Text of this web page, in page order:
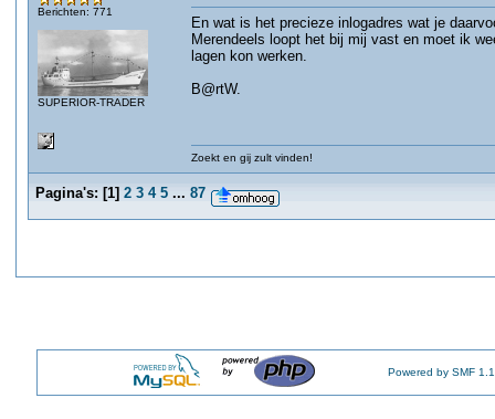
Berichten: 771
SUPERIOR-TRADER
En wat is het precieze inlogadres wat je
Merendeels loopt het bij mij vast en moet ik
lagen kon werken.
B@rtW.
Zoekt en gij zult vinden!
Pagina's: [1] 2 3 4 5 ... 87
Powered by SMF